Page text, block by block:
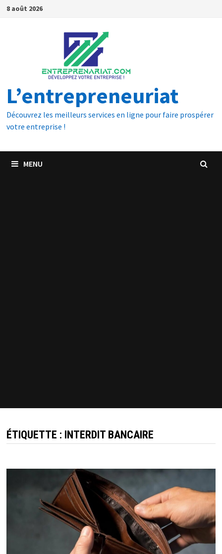
8 août 2026
L’entrepreneuriat
Découvrez les meilleurs services en ligne pour faire prospérer
votre entreprise !
MENU
ÉTIQUETTE : INTERDIT BANCAIRE